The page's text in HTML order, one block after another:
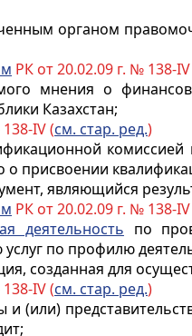
органом
РК от 20.02.09 г. № 138-IV
мнения о
Казахстан;
IV (см. стар. ред.)
присвоении
являющийся
РК от 20.02.09 г. № 138-IV
деятельность по
по профилю
созданная для
IV (см. стар. ред.)
(или)